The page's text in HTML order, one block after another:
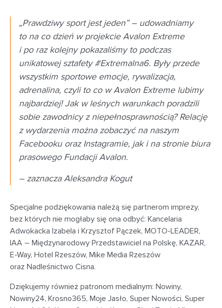
„Prawdziwy sport jest jeden” – udowadniamy
to na co dzień w projekcie Avalon Extreme
i po raz kolejny pokazaliśmy to podczas
unikatowej sztafety #Extremalna6. Były przede
wszystkim sportowe emocje, rywalizacja,
adrenalina, czyli to co w Avalon Extreme lubimy
najbardziej! Jak w leśnych warunkach poradzili
sobie zawodnicy z niepełnosprawnością? Relację
z wydarzenia można zobaczyć na naszym
Facebooku oraz Instagramie, jak i na stronie biura
prasowego Fundacji Avalon.
– zaznacza Aleksandra Kogut
Specjalne podziękowania należą się partnerom imprezy,
bez których nie mogłaby się ona odbyć: Kancelaria
Adwokacka Izabela i Krzysztof Pączek, MOTO-LEADER,
IAA – Międzynarodowy Przedstawiciel na Polskę, KAZAR,
E-Way, Hotel Rzeszów, Mike Media Rzeszów
oraz Nadleśnictwo Cisna.
Dziękujemy również patronom medialnym: Nowiny,
Nowiny24, Krosno365, Moje Jasło, Super Nowości, Super